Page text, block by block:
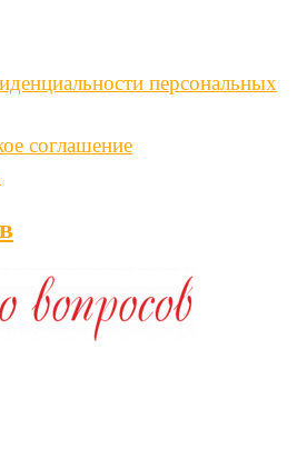
персональных
соглашение